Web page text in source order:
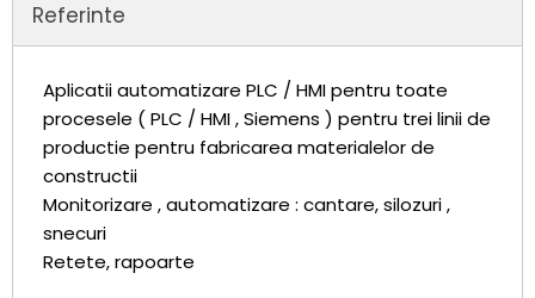
Referinte
Aplicatii automatizare PLC / HMI pentru toate
procesele ( PLC / HMI , Siemens ) pentru trei linii de
productie pentru fabricarea materialelor de
constructii
Monitorizare , automatizare : cantare, silozuri ,
snecuri
Retete, rapoarte